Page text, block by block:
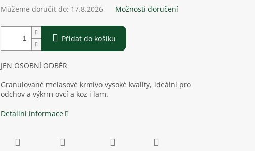
Můžeme doručit do: 17.8.2026 Možnosti doručení
Přidat do košíku
JEN OSOBNÍ ODBĚR
Granulované melasové krmivo vysoké kvality, ideální pro
odchov a výkrm ovcí a koz i lam.
Detailní informace